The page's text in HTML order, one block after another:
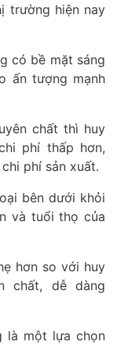
trường hiện nay
có bề mặt sáng
ấn tượng mạnh
chất thì huy
phí thấp hơn,
phí sản xuất.
bên dưới khỏi
và tuổi thọ của
hơn so với huy
chất, dễ dàng
là một lựa chọn